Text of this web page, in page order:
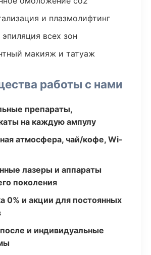
и плазмолифтинг
всех зон
макияж и татуаж
работы с нами
препараты,
на каждую ампулу
атмосфера, чай/кофе, Wi-
лазеры и аппараты
поколения
0% и акции для постоянных
и индивидуальные